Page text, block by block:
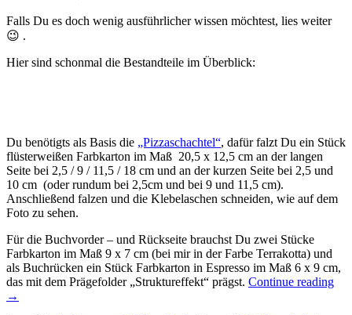
Falls Du es doch wenig ausführlicher wissen möchtest, lies weiter
😉 .
Hier sind schonmal die Bestandteile im Überblick:
Du benötigts als Basis die „Pizzaschachtel“, dafür falzt Du ein Stück
flüsterweißen Farbkarton im Maß 20,5 x 12,5 cm an der langen
Seite bei 2,5 / 9 / 11,5 / 18 cm und an der kurzen Seite bei 2,5 und
10 cm (oder rundum bei 2,5cm und bei 9 und 11,5 cm).
Anschließend falzen und die Klebelaschen schneiden, wie auf dem
Foto zu sehen.
Für die Buchvorder – und Rückseite brauchst Du zwei Stücke
Farbkarton im Maß 9 x 7 cm (bei mir in der Farbe Terrakotta) und
als Buchrücken ein Stück Farbkarton in Espresso im Maß 6 x 9 cm,
das mit dem Prägefolder „Struktureffekt“ prägst. Continue reading
→